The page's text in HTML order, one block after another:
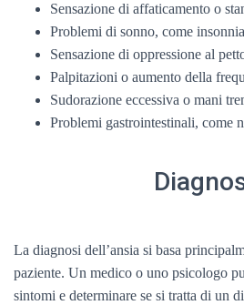
Sensazione di affaticamento o
Problemi di sonno, come
Sensazione di oppressione al
Palpitazioni o aumento della
Sudorazione eccessiva o mani
Problemi gastrointestinali, come
La diagnosi dell’ansia si basa
paziente. Un medico o uno psicologo
sintomi e determinare se si tratta di un